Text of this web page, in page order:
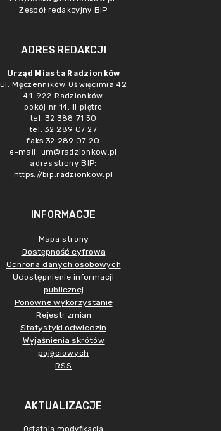
Zespół redakcyjny BIP
ADRES REDAKCJI
Urząd Miasta Radzionków
ul. Męczenników Oświęcimia 42
41-922 Radzionków
pokój nr 14, II piętro
tel. 32 388 71 30
tel. 32 289 07 27
faks 32 289 07 20
e-mail: um@radzionkow.pl
adres strony BIP:
https://bip.radzionkow.pl
INFORMACJE
Mapa strony
Dostępność cyfrowa
Ochrona danych osobowych
Udostępnienie informacji
publicznej
Ponowne wykorzystanie
Rejestr zmian
Statystyki odwiedzin
Wyjaśnienia skrótów
pojęciowych
RSS
AKTUALIZACJE